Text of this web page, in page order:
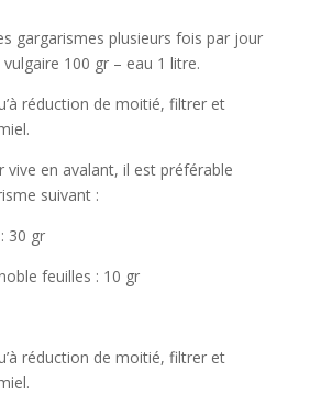
gargarismes plusieurs fois par jour
100 gr – eau 1 litre.
réduction de moitié, filtrer et
vive en avalant, il est préférable
suivant :
30 gr
feuilles : 10 gr
réduction de moitié, filtrer et